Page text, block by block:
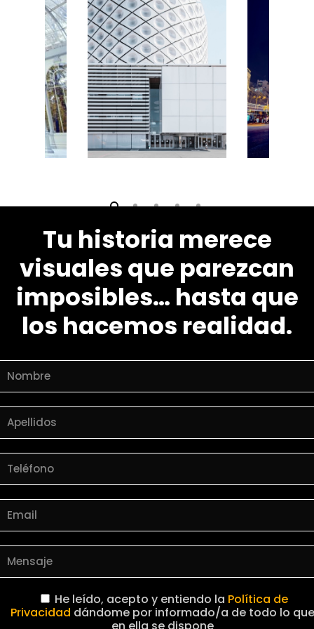
Tu historia merece
visuales que parezcan
imposibles… hasta que
los hacemos realidad.
He leído, acepto y entiendo la Política de
Privacidad dándome por informado/a de todo lo que